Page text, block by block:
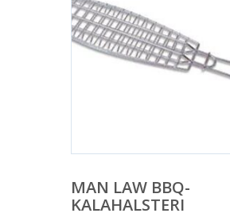
MAN LAW BBQ-
KALAHALSTERI